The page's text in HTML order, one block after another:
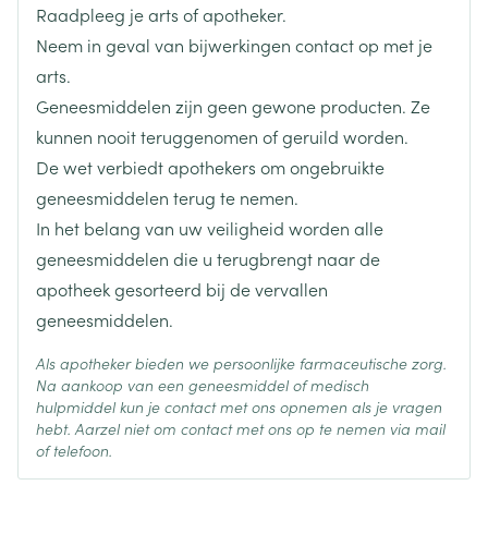
Lengte 65 mm
Diepte 15 mm
Hoeveelheid
Verpakking
4
Behoud Kamertemperatuur (15°C - 25°C)
Raadpleeg je arts of apotheker.
Neem in geval van bijwerkingen contact op met je
arts.
Geneesmiddelen zijn geen gewone producten. Ze
kunnen nooit teruggenomen of geruild worden.
De wet verbiedt apothekers om ongebruikte
geneesmiddelen terug te nemen.
In het belang van uw veiligheid worden alle
geneesmiddelen die u terugbrengt naar de
apotheek gesorteerd bij de vervallen
geneesmiddelen.
Als apotheker bieden we persoonlijke farmaceutische zorg.
Na aankoop van een geneesmiddel of medisch
hulpmiddel kun je contact met ons opnemen als je vragen
hebt. Aarzel niet om contact met ons op te nemen via mail
of telefoon.